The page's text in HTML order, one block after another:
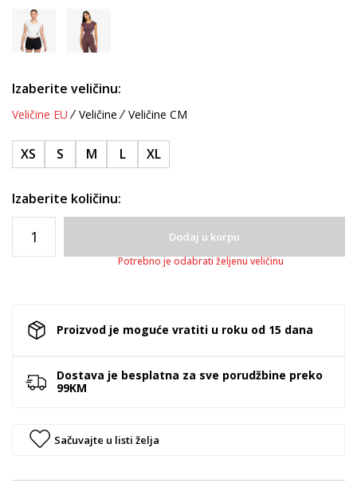
Izaberite veličinu:
Veličine EU Veličine Veličine CM
XS S M L XL
Izaberite količinu:
Dodaj u korpu
Potrebno je odabrati željenu veličinu
Proizvod je moguće vratiti u roku od 15 dana
Dostava je besplatna za sve porudžbine preko
99KM
Sačuvajte u listi želja